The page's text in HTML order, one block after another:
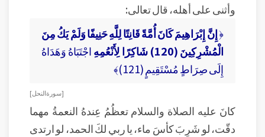
وأثنى على أهله، قال تعالى:
﴿إِنَّ إِبْرَاهِيمَ كَانَ أُمَّةً قَانِتًا لِلَّهِ حَنِيفًا وَلَمْ يَكُ مِنَ
الْمُشْرِكِينَ (120) شَاكِرًا لِأَنْعُمِهِ
اجْتَبَاهُ وَهَدَاهُ
إِلَى صِرَاطٍ مُسْتَقِيمٍ (121)﴾
[ سورة النحل ]
كانَ عليه الصلاة والسلام تعظُمُ عِندهُ النعمةُ مهما
دقّت، لو شَرِبَ كأسَ ماء، يا ربي لكَ الحمد، لو ارتدى